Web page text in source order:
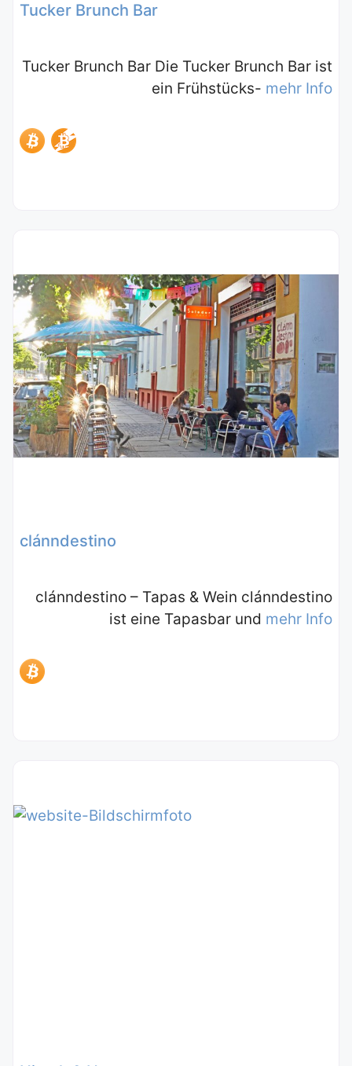
Tucker Brunch Bar
Tucker Brunch Bar Die Tucker Brunch Bar ist
ein Frühstücks- mehr Info
clánndestino
clánndestino – Tapas & Wein clánndestino
ist eine Tapasbar und mehr Info